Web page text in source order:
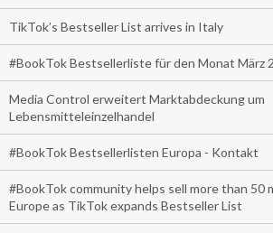
TikTok’s Bestseller List arrives in Italy
#BookTok Bestsellerliste für den Monat März
Media Control erweitert Marktabdeckung um
Lebensmitteleinzelhandel
#BookTok Bestsellerlisten Europa - Kontakt
#BookTok community helps sell more than 50
Europe as TikTok expands Bestseller List